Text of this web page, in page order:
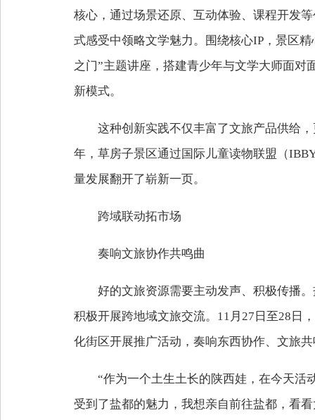
核心，通过场景还原、互动体验、课程开发
式感受中领略文学魅力。围绕核心IP，景区
之门”主题讲座，搭建青少年与文学大师面
新模式。
这种创新实践不仅丰富了文旅产品供给
年，草房子景区通过国际儿童读物联盟（
量发展翻开了崭新一页。
跨域联动拓市场
奏响文旅协作共鸣曲
好的文旅资源需要主动发声、积极传播
积极开展跨地域文旅交流。11月27日至28日
化街区开展推广活动，奏响东西协作、文旅
“作为一个土生土长的陕西娃，在今天活
受到了盐都的魅力，我想亲自前往盐都，看